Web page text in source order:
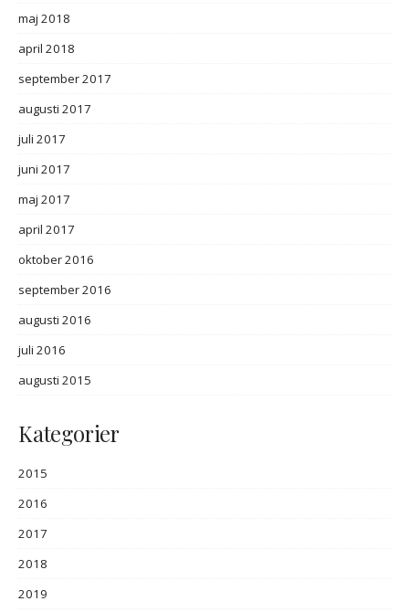
maj 2018
april 2018
september 2017
augusti 2017
juli 2017
juni 2017
maj 2017
april 2017
oktober 2016
september 2016
augusti 2016
juli 2016
augusti 2015
Kategorier
2015
2016
2017
2018
2019